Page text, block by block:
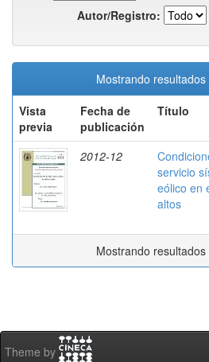
Autor/Registro:
Mostrando resultados
Vista
previa
Fecha de
publicación
Título
2012-12
servicio
eólico en
altos
Mostrando resultados
Theme by